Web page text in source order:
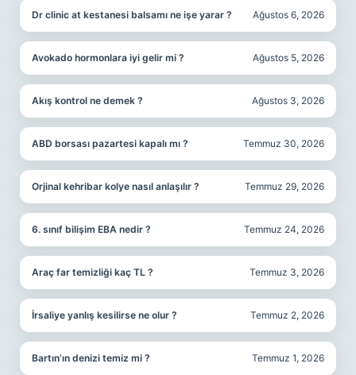
Dr clinic at kestanesi balsamı ne işe yarar ? Ağustos 6, 2026
Avokado hormonlara iyi gelir mi ? Ağustos 5, 2026
Akış kontrol ne demek ? Ağustos 3, 2026
ABD borsası pazartesi kapalı mı ? Temmuz 30, 2026
Orjinal kehribar kolye nasıl anlaşılır ? Temmuz 29, 2026
6. sınıf bilişim EBA nedir ? Temmuz 24, 2026
Araç far temizliği kaç TL ? Temmuz 3, 2026
İrsaliye yanlış kesilirse ne olur ? Temmuz 2, 2026
Bartın’ın denizi temiz mi ? Temmuz 1, 2026